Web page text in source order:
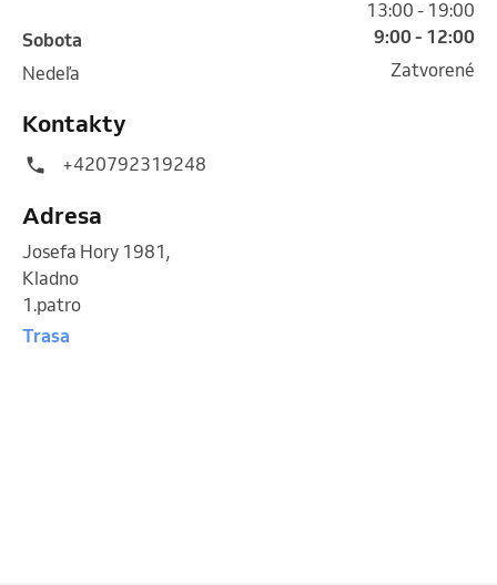
13:00 - 19:00
sobota
9:00 - 12:00
nedeľa
Zatvorené
Kontakty
+420792319248
Adresa
Josefa Hory 1981 ,
Kladno
1.patro
Trasa